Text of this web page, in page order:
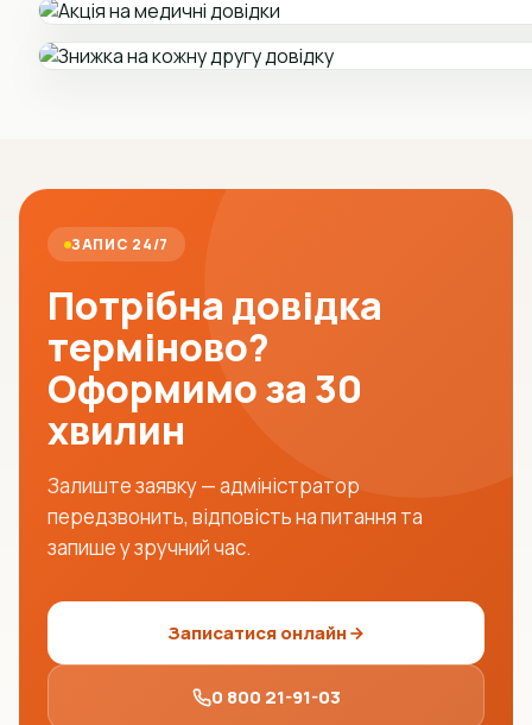
ЗАПИС 24/7
Потрібна довідка
терміново?
Оформимо за 30
хвилин
Залиште заявку — адміністратор
передзвонить, відповість на питання та
запише у зручний час.
Записатися онлайн
0 800 21-91-03